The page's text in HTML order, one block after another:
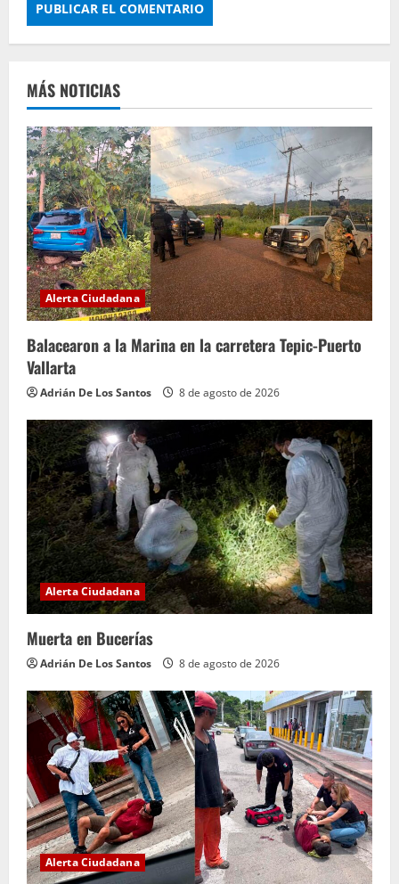
MÁS NOTICIAS
Alerta Ciudadana
Balacearon a la Marina en la carretera Tepic-Puerto
Vallarta
Adrián De Los Santos 8 de agosto de 2026
Alerta Ciudadana
Muerta en Bucerías
Adrián De Los Santos 8 de agosto de 2026
Alerta Ciudadana